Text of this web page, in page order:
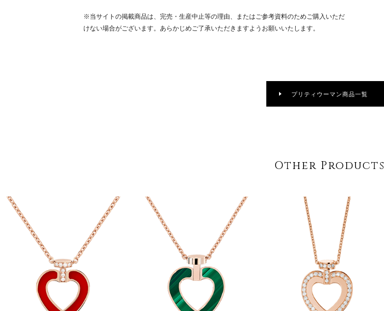
※当サイトの掲載商品は、完売・生産中止等の理由、またはご参考資料のためご購入いただ
けない場合がございます。あらかじめご了承いただきますようお願いいたします。
プリティウーマン商品一覧
Other Products